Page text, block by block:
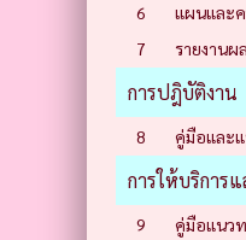
6
แผนและ
7
รายงานผ
การปฎิบัติงาน
8 คู่มือและ
การให้บริการ
9 คู่มือแนว